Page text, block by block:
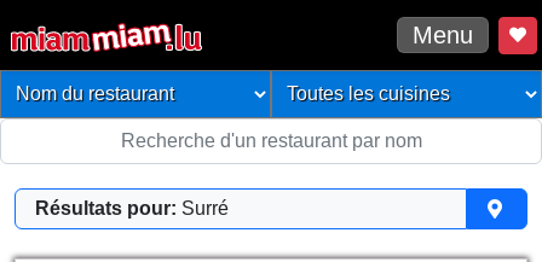
Menu
Résultats pour: Surré